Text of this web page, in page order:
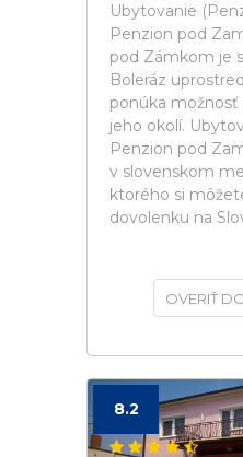
Ubytovanie
Penzion pod
pod Zámkom je
Boleráz
ponúka
jeho okolí.
Penzion pod
v slovenskom
ktorého si
dovolenku na
OVERIŤ
8.2